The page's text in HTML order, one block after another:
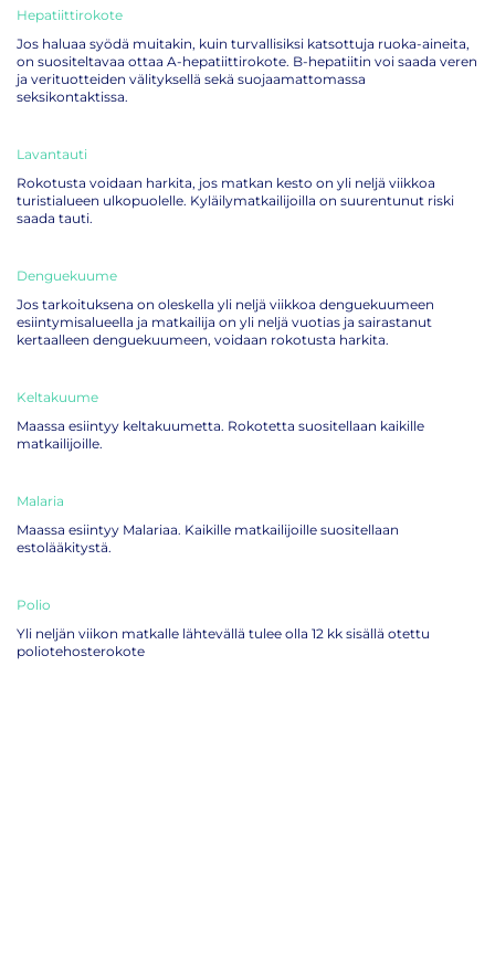
Hepatiittirokote
Jos haluaa syödä muitakin, kuin turvallisiksi katsottuja ruoka-aineita,
on suositeltavaa ottaa A-hepatiittirokote. B-hepatiitin voi saada veren
ja verituotteiden välityksellä sekä suojaamattomassa
seksikontaktissa.
Lavantauti
Rokotusta voidaan harkita, jos matkan kesto on yli neljä viikkoa
turistialueen ulkopuolelle. Kyläilymatkailijoilla on suurentunut riski
saada tauti.
Denguekuume
Jos tarkoituksena on oleskella yli neljä viikkoa denguekuumeen
esiintymisalueella ja matkailija on yli neljä vuotias ja sairastanut
kertaalleen denguekuumeen, voidaan rokotusta harkita.
Keltakuume
Maassa esiintyy keltakuumetta. Rokotetta suositellaan kaikille
matkailijoille.
Malaria
Maassa esiintyy Malariaa. Kaikille matkailijoille suositellaan
estolääkitystä.
Polio
Yli neljän viikon matkalle lähtevällä tulee olla 12 kk sisällä otettu
poliotehosterokote